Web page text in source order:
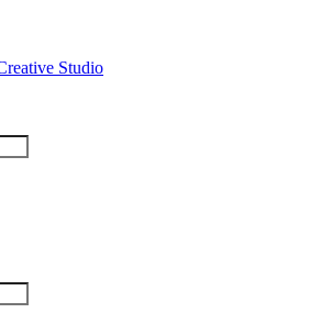
Studio